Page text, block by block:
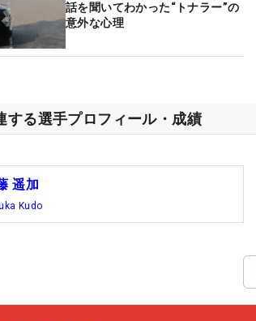
話を聞いてわかった“トナラー”の
意外な心理
する選手プロフィール・成績
遥加
Kudo